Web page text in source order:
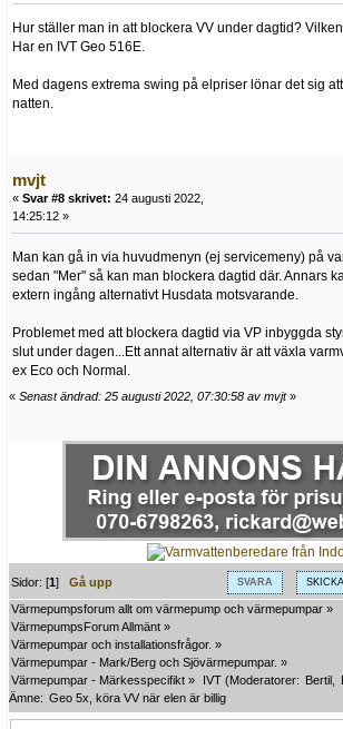
Hur ställer man in att blockera VV under dagtid?
Har en IVT Geo 516E.
Med dagens extrema swing på elpriser lönar det sig
natten.
mvjt
« Svar #8 skrivet: 24 augusti 2022,
14:25:12 »
Man kan gå in via huvudmenyn (ej servicemeny) på
sedan "Mer" så kan man blockera dagtid där. Annars
extern ingång alternativt Husdata motsvarande.
Problemet med att blockera dagtid via VP inbyggda
slut under dagen...Ett annat alternativ är att växla
ex Eco och Normal.
« Senast ändrad: 25 augusti 2022, 07:30:58 av mvjt»
SVARA
Sidor: [1]Gå upp
Värmepumpsforum allt om värmepump och värmepumpar »
VärmepumpsForum Allmänt »
Värmepumpar och installationsfrågor. »
Värmepumpar - Mark/Berg och Sjövärmepumpar. »
Värmepumpar - Märkesspecifikt » IVT (Moderatorer: Bertil
Ämne: Geo 5x, köra VV när elen är billig